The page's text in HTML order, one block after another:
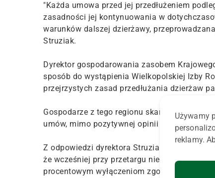
"Każda umowa przed jej przedłużeniem
zasadności jej kontynuowania w
warunków dalszej dzierżawy,
Struziak.
Dyrektor gospodarowania zasobem
sposób do wystąpienia Wielkopolskiej Izby
przejrzystych zasad przedłużania dzierżaw
Gospodarze z tego regionu skarżą się
umów, mimo pozytywnej opinii wydanej
Z odpowiedzi dyrektora Struziaka wynika, że
że wcześniej przy przetargu nie było
procentowym wyłączeniom zgodnie z
Używamy
reklamy.